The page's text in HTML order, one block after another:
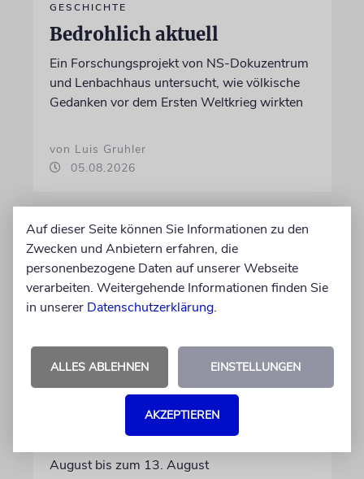
GESCHICHTE
Bedrohlich aktuell
Ein Forschungsprojekt von NS-Dokuzentrum
und Lenbachhaus untersucht, wie völkische
Gedanken vor dem Ersten Weltkrieg wirkten
von Luis Gruhler
05.08.2026
PROGRAMM
Tipps und Termine
August bis zum 13. August
Auf dieser Seite können Sie Informationen zu den
Zwecken und Anbietern erfahren, die
personenbezogene Daten auf unserer Webseite
verarbeiten. Weitergehende Informationen finden Sie
in unserer Datenschutzerklärung.
ALLES ABLEHNEN EINSTELLUNGEN
AKZEPTIEREN